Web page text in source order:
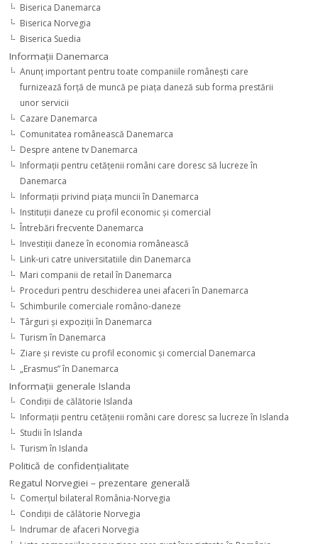
Biserica Danemarca
Biserica Norvegia
Biserica Suedia
Informaţii Danemarca
Anunţ important pentru toate companiile româneşti care
furnizează forţă de muncă pe piaţa daneză sub forma prestării
unor servicii
Cazare Danemarca
Comunitatea românească Danemarca
Despre antene tv Danemarca
Informaţii pentru cetăţenii români care doresc să lucreze în
Danemarca
Informaţii privind piaţa muncii în Danemarca
Instituţii daneze cu profil economic şi comercial
Întrebări frecvente Danemarca
Investiţii daneze în economia românească
Link-uri catre universitatiile din Danemarca
Mari companii de retail în Danemarca
Proceduri pentru deschiderea unei afaceri în Danemarca
Schimburile comerciale româno-daneze
Târguri şi expoziţii în Danemarca
Turism în Danemarca
Ziare şi reviste cu profil economic şi comercial Danemarca
„Erasmus” în Danemarca
Informaţii generale Islanda
Condiţii de călătorie Islanda
Informaţii pentru cetăţenii români care doresc sa lucreze în Islanda
Studii în Islanda
Turism în Islanda
Politică de confidențialitate
Regatul Norvegiei – prezentare generală
Comerţul bilateral România-Norvegia
Condiții de călătorie Norvegia
Indrumar de afaceri Norvegia